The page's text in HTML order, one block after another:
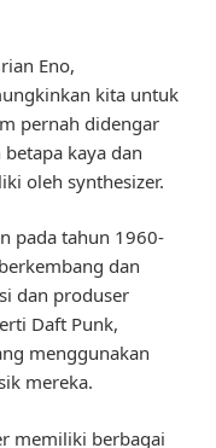
Eno,
kita untuk
pernah didengar
kaya dan
oleh synthesizer.
pada tahun 1960-
dan
dan produser
Daft Punk,
menggunakan
mereka.
memiliki berbagai